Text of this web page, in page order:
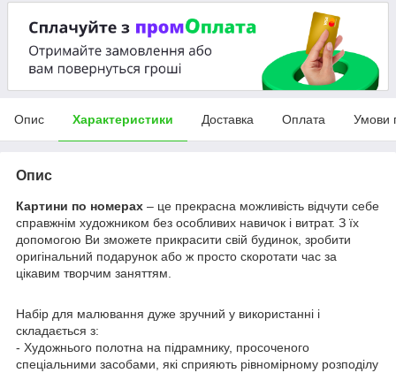
Опис Характеристики Доставка Оплата Умови
Опис
Картини по номерах – це прекрасна можливість відчути себе
справжнім художником без особливих навичок і витрат. З їх
допомогою Ви зможете прикрасити свій будинок, зробити
оригінальний подарунок або ж просто скоротати час за
цікавим творчим заняттям.
Набір для малювання дуже зручний у використанні і
складається з:
- Художнього полотна на підрамнику, просоченого
спеціальними засобами, які сприяють рівномірному розподілу